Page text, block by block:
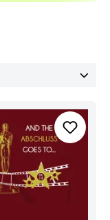
gerecht